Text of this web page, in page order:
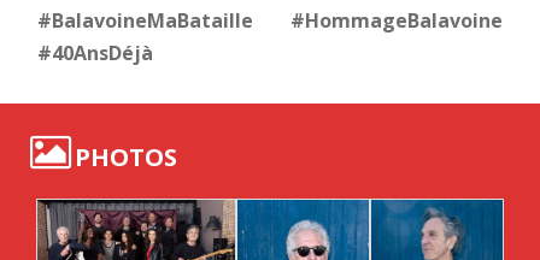
#BalavoineMaBataille #HommageBalavoine
#40AnsDéjà
PHOTOS